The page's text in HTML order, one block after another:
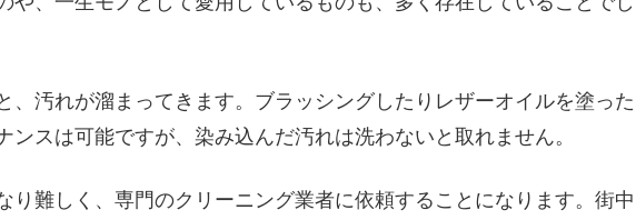
、汚れが溜まってきます。ブラッシングしたりレザーオイルを塗った
ンスは可能ですが、染み込んだ汚れは洗わないと取れません。
り難しく、専門のクリーニング業者に依頼することになります。街中